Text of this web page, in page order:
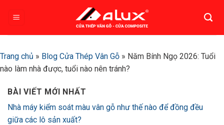
Trang chủ » Blog Cửa Thép Vân Gỗ » Năm Bính Ngọ 2026: Tuổi
nào làm nhà được, tuổi nào nên tránh?
BÀI VIẾT MỚI NHẤT
Nhà máy kiểm soát màu vân gỗ như thế nào để đồng đều
giữa các lô sản xuất?